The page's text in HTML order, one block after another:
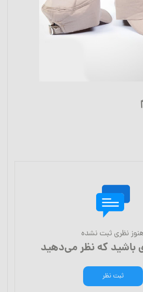
نظری ثبت نشده
باشید که نظر می‌دهید
ثبت نظر